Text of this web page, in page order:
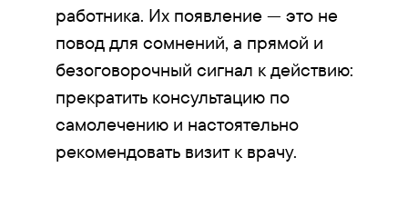
работника. Их появление — это не
повод для сомнений, а прямой и
безоговорочный сигнал к действию:
прекратить консультацию по
самолечению и настоятельно
рекомендовать визит к врачу.